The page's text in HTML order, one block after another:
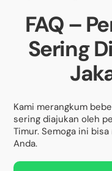
FAQ –
Sering
Kami merangkum
sering diajukan oleh
Timur. Semoga ini
Anda.